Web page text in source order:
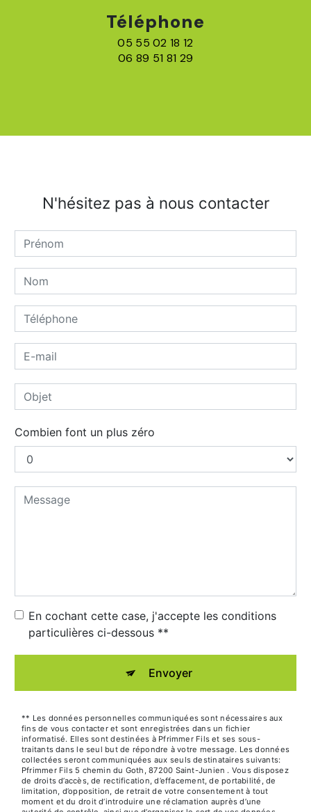
Téléphone
05 55 02 18 12
06 89 51 81 29
N'hésitez pas à nous contacter
Combien font un plus zéro
En cochant cette case, j'accepte les conditions
particulières ci-dessous **
Envoyer
** Les données personnelles communiquées sont nécessaires aux
fins de vous contacter et sont enregistrées dans un fichier
informatisé. Elles sont destinées à Pfrimmer Fils et ses sous-
traitants dans le seul but de répondre à votre message. Les données
collectées seront communiquées aux seuls destinataires suivants:
Pfrimmer Fils 5 chemin du Goth, 87200 Saint-Junien . Vous disposez
de droits d’accès, de rectification, d’effacement, de portabilité, de
limitation, d’opposition, de retrait de votre consentement à tout
moment et du droit d’introduire une réclamation auprès d’une